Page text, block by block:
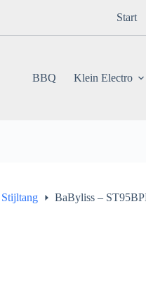
Start
BBQ Klein Electro
Stijltang BaByliss –